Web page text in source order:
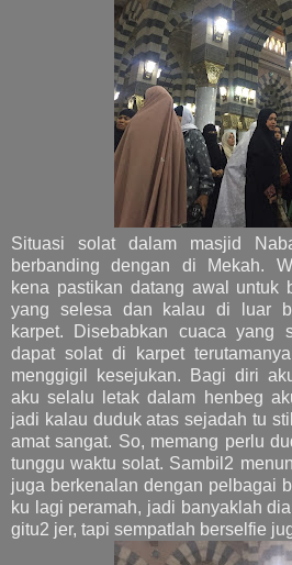
Situasi solat dalam masjid
berbanding dengan di Mekah.
kena pastikan datang awal untuk
yang selesa dan kalau di luar
karpet. Disebabkan cuaca yang
dapat solat di karpet
menggigil kesejukan. Bagi diri
aku selalu letak dalam henbeg
jadi kalau duduk atas sejadah tu
amat sangat. So, memang perlu
tunggu waktu solat. Sambil2
juga berkenalan dengan pelbagai
ku lagi peramah, jadi banyaklah
gitu2 jer, tapi sempatlah berselfie